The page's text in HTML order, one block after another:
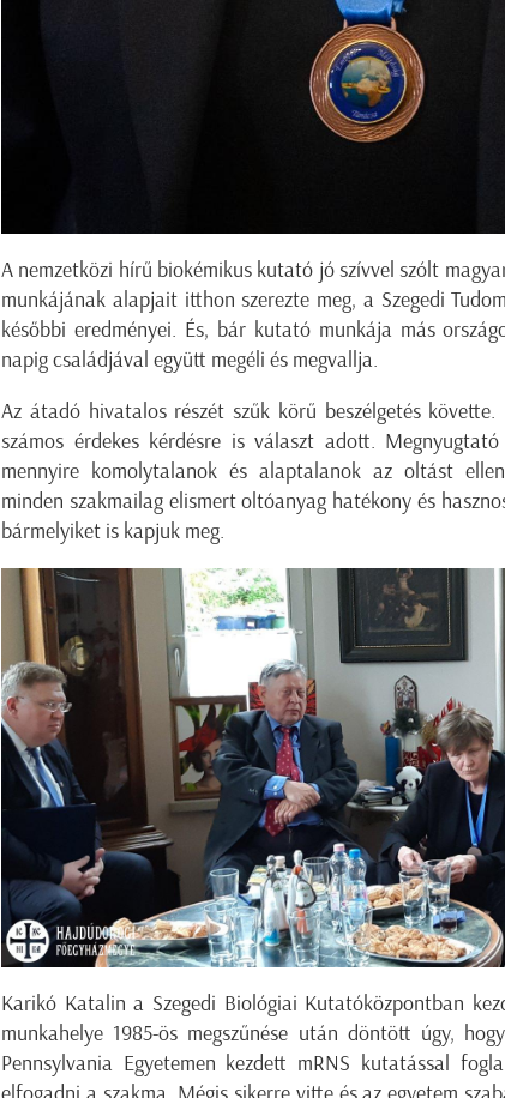
A nemzetközi hírű biokémikus kutató jó szívvel szólt
munkájának alapjait itthon szerezte meg, a Szegedi
későbbi eredményei. És, bár kutató munkája más
napig családjával együtt megéli és megvallja.
Az átadó hivatalos részét szűk körű beszélgetés
számos érdekes kérdésre is választ adott.
mennyire komolytalanok és alaptalanok az oltást
minden szakmailag elismert oltóanyag hatékony és
bármelyiket is kapjuk meg.
Karikó Katalin a Szegedi Biológiai Kutatóközpontban
munkahelye 1985-ös megszűnése után döntött úgy,
Pennsylvania Egyetemen kezdett mRNS kutatással